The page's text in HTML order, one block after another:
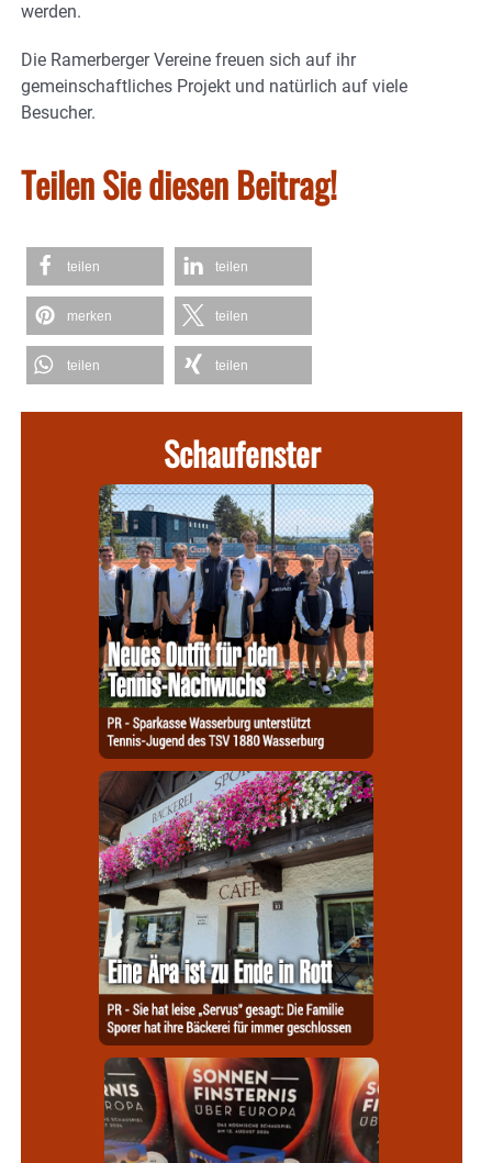
werden.
Die Ramerberger Vereine freuen sich auf ihr
gemeinschaftliches Projekt und natürlich auf viele
Besucher.
Teilen Sie diesen Beitrag!
teilen teilen
merken teilen
teilen teilen
Schaufenster